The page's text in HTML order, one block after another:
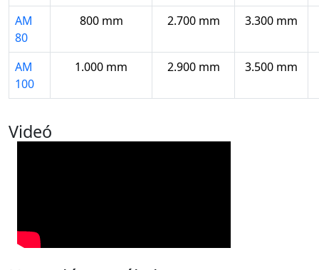
AM
80
800 mm 2.700 mm 3.300 mm
AM
100
1.000 mm 2.900 mm 3.500 mm
Videó